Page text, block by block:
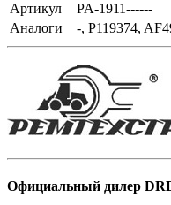
Артикул
PA-1911------
Аналоги
-, P119374,
Официальный дилер